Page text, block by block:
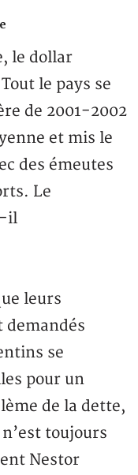
le dollar
le pays se
de 2001-2002
et mis le
des émeutes
Le
il
leurs
demandés
se
pour un
de la dette,
toujours
Nestor